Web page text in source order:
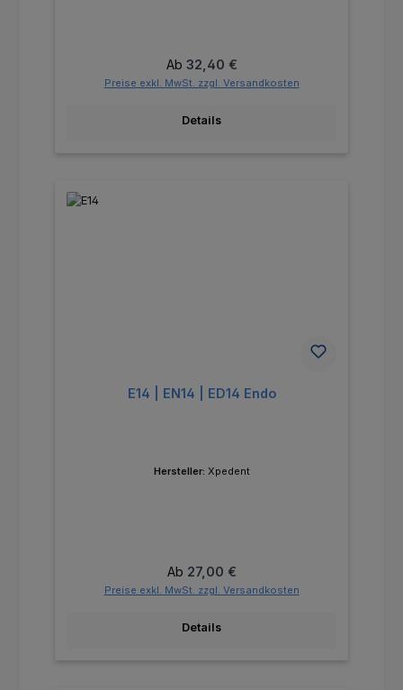
Regulärer Preis:
Ab 32,40 €
Preise exkl. MwSt. zzgl. Versandkosten
Details
E14 | EN14 | ED14 Endo
Hersteller: Xpedent
Regulärer Preis:
Ab 27,00 €
Preise exkl. MwSt. zzgl. Versandkosten
Details